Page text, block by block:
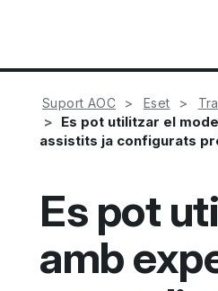
Suport AOC Eset
Es pot utilitzar el
assistits ja configurats
Es pot
amb